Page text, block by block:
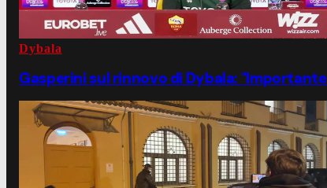
Dybala
Gasperini sul rinnovo di Dybala: